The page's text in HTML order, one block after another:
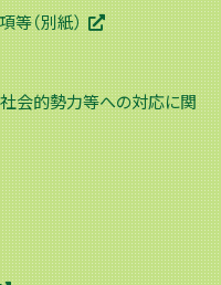
等（別紙）
社会的勢力等への対応に関